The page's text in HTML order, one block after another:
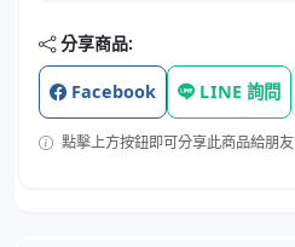
分享商品:
Facebook LINE 詢問
點擊上方按鈕即可分享此商品給朋友